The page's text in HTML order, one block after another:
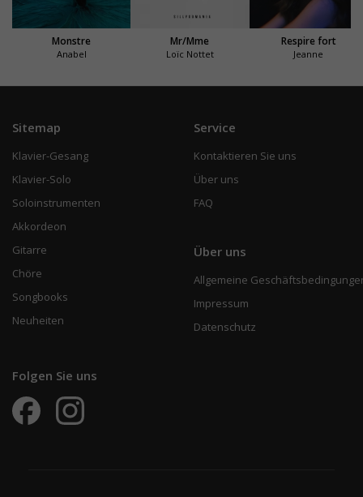
Monstre
Anabel
Mr/Mme
Loïc Nottet
Respire fort
Jeanne
Sitemap
Klavier-Gesang
Klavier-Solo
Soloinstrumenten
Akkordeon
Gitarre
Chöre
Songbooks
Neuheiten
Service
Kontaktieren Sie uns
Über uns
FAQ
Über uns
Allgemeine
Impressum
Datenschutz
Folgen Sie uns